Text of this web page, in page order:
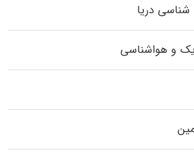
دریا
و هواشناسی